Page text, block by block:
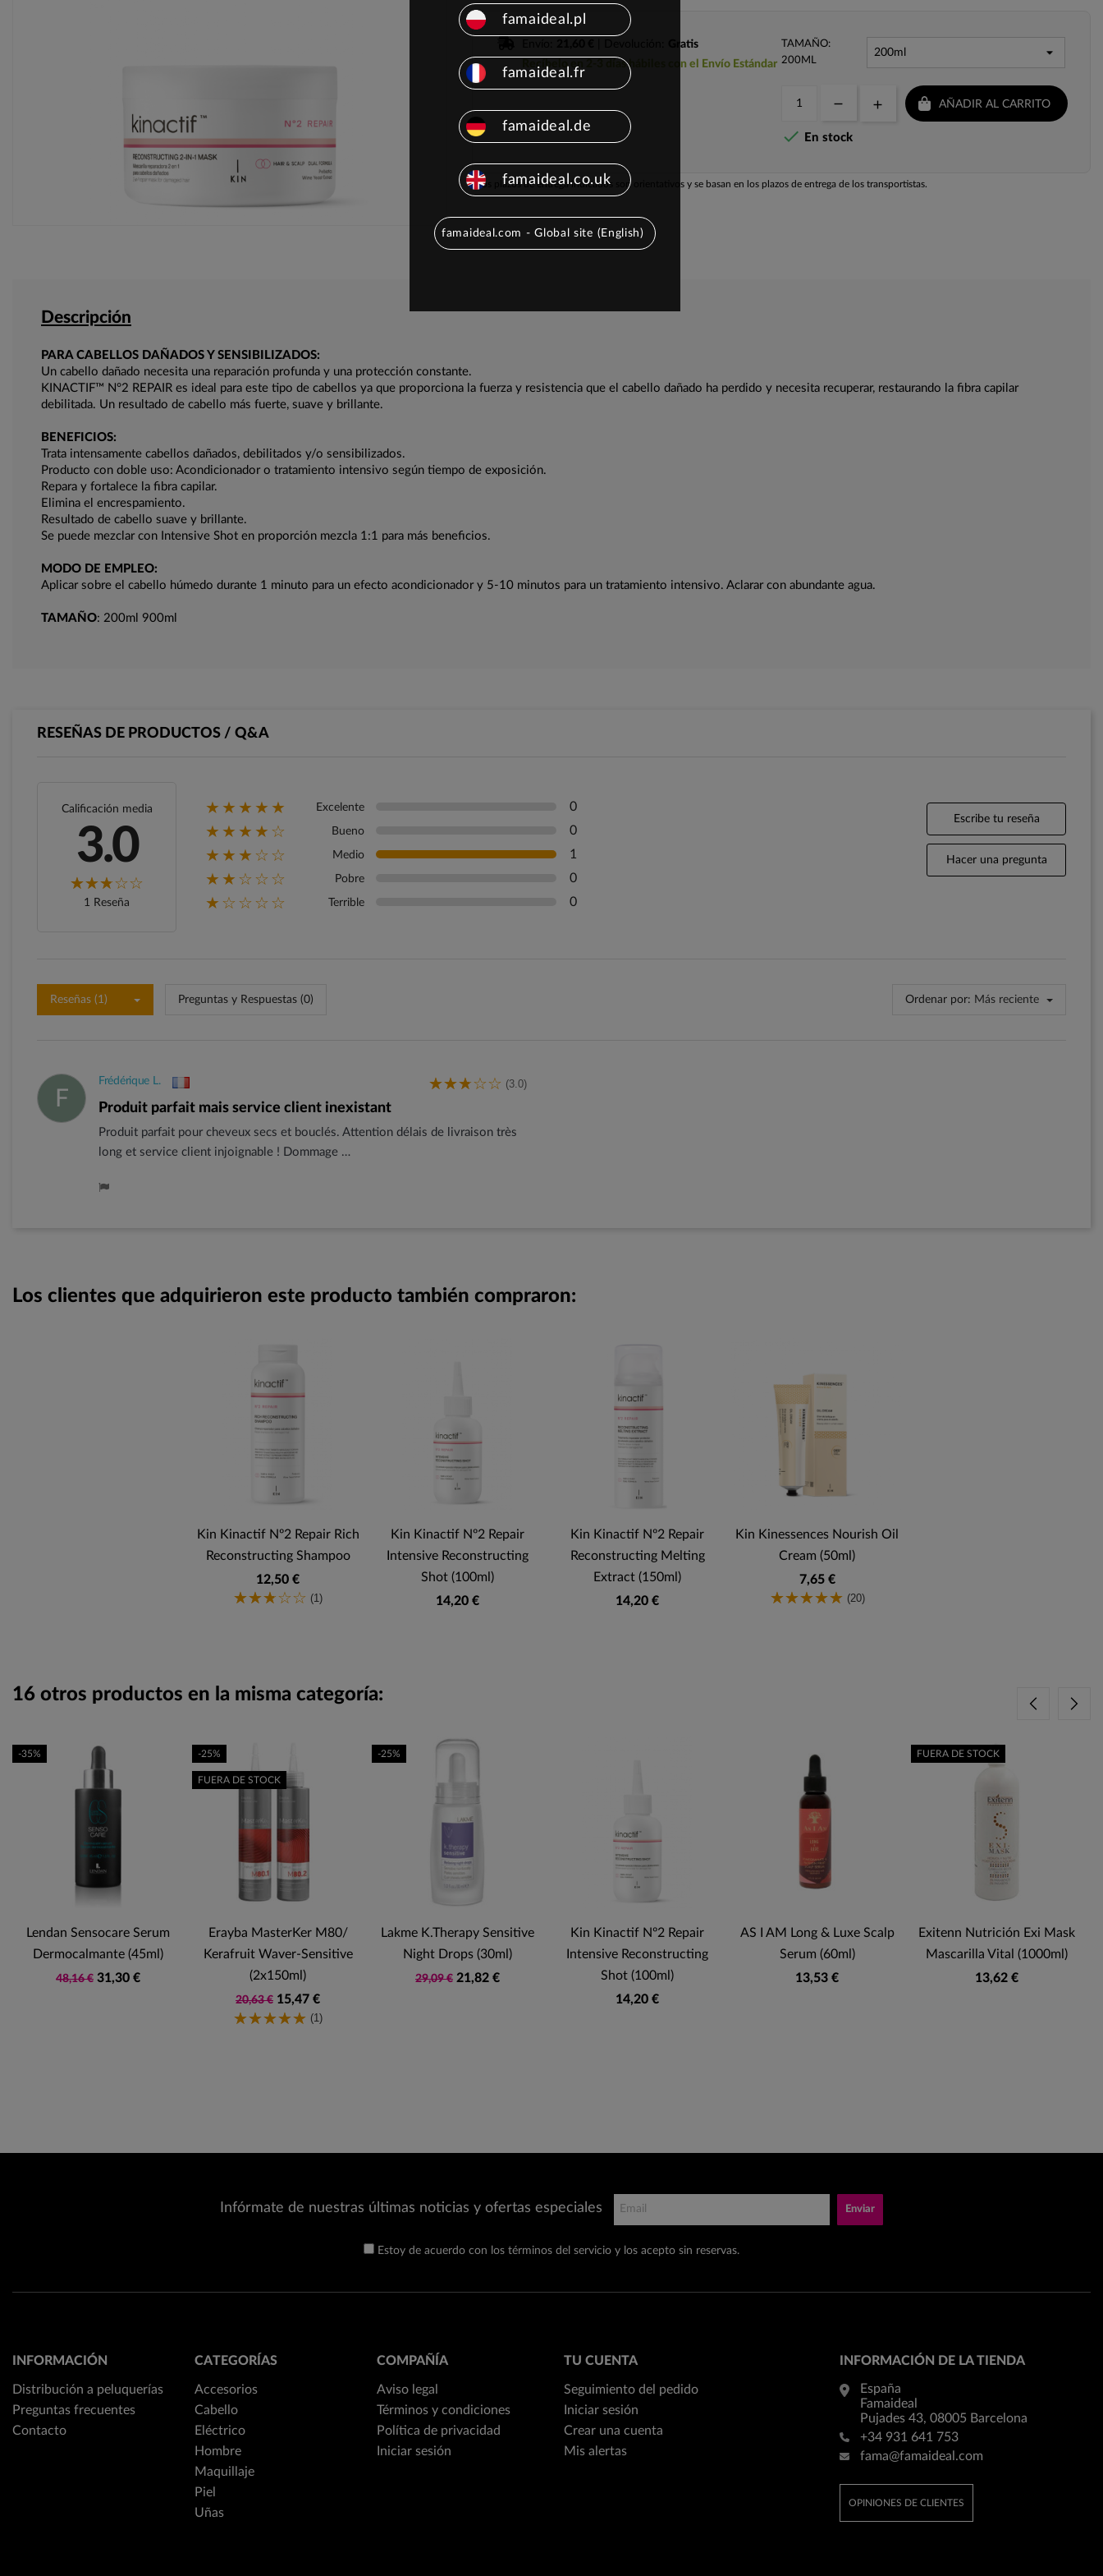
Gratis
Recíbelo en 2-3 días hábiles con el Envío Estándar
TAMAÑO:
200ML
AÑADIR AL CARRITO
 En stock
Los plazos de entrega indicados son orientativos y se basan en los plazos de entrega de los transportistas.
Descripción
PARA CABELLOS DAÑADOS Y SENSIBILIZADOS:
Un cabello dañado necesita una reparación profunda y una protección constante.
KINACTIF™ N°2 REPAIR es ideal para este tipo de cabellos ya que proporciona la fuerza y resistencia que el cabello dañado ha perdido y necesita recuperar, restaurando la fibra capilar
debilitada. Un resultado de cabello más fuerte, suave y brillante.
BENEFICIOS:
Trata intensamente cabellos dañados, debilitados y/o sensibilizados.
Producto con doble uso: Acondicionador o tratamiento intensivo según tiempo de exposición.
Repara y fortalece la fibra capilar.
Elimina el encrespamiento.
Resultado de cabello suave y brillante.
Se puede mezclar con Intensive Shot en proporción mezcla 1:1 para más beneficios.
MODO DE EMPLEO:
Aplicar sobre el cabello húmedo durante 1 minuto para un efecto acondicionador y 5-10 minutos para un tratamiento intensivo. Aclarar con abundante agua.
TAMAÑO: 200ml 900ml
RESEÑAS DE PRODUCTOS / Q&A
Calificación media
3.0
1 Reseña
★★★★★ Excelente 0
★★★★☆ Bueno 0
★★★☆☆ Medio 1
★★☆☆☆ Pobre 0
★☆☆☆☆ Terrible 0
Escribe tu reseña
Hacer una pregunta
Reseñas (1) Preguntas y Respuestas (0) Ordenar por: Más reciente
F
Frédérique L. (3.0)
Produit parfait mais service client inexistant
Produit parfait pour cheveux secs et bouclés. Attention délais de livraison très
long et service client injoignable ! Dommage …
Los clientes que adquirieron este producto también compraron:
Kin Kinactif Nº2 Repair Rich
Reconstructing Shampoo
12,50 €
(1)
Kin Kinactif Nº2 Repair
Intensive Reconstructing
Shot (100ml)
14,20 €
Kin Kinactif Nº2 Repair
Reconstructing Melting
Extract (150ml)
14,20 €
Kin Kinessences Nourish Oil
Cream (50ml)
7,65 €
(20)
16 otros productos en la misma categoría:
Lendan Sensocare Serum
Dermocalmante (45ml)
48,16 € 31,30 €
-35%
Erayba MasterKer M80/
Kerafruit Waver-Sensitive
(2x150ml)
20,63 € 15,47 €
(1)
-25%
FUERA DE STOCK
Lakme K.Therapy Sensitive
Night Drops (30ml)
29,09 € 21,82 €
-25%
Kin Kinactif Nº2 Repair
Intensive Reconstructing
Shot (100ml)
14,20 €
AS I AM Long & Luxe Scalp
Serum (60ml)
13,53 €
Exitenn Nutrición Exi Mask
Mascarilla Vital (1000ml)
13,62 €
FUERA DE STOCK
Infórmate de nuestras últimas noticias y ofertas especiales Enviar
Estoy de acuerdo con los términos del servicio y los acepto sin reservas.
INFORMACIÓN
Distribución a peluquerías
Preguntas frecuentes
Contacto
CATEGORÍAS
Accesorios
Cabello
Eléctrico
Hombre
Maquillaje
Piel
Uñas
COMPAÑÍA
Aviso legal
Términos y condiciones
Política de privacidad
Iniciar sesión
TU CUENTA
Seguimiento del pedido
Iniciar sesión
Crear una cuenta
Mis alertas
INFORMACIÓN DE LA TIENDA
España
Famaideal
Pujades 43, 08005 Barcelona
+34 931 641 753
fama@famaideal.com
OPINIONES DE CLIENTES
famaideal.pl
famaideal.fr
famaideal.de
famaideal.co.uk
famaideal.com - Global site (English)